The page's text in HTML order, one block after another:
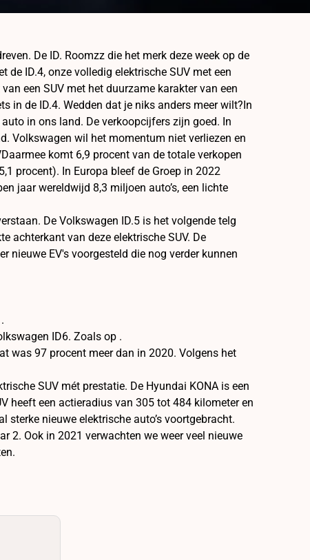
De ID. Roomzz die het merk deze week op de
ID.4, onze volledig elektrische SUV met een
een SUV met het duurzame karakter van een
in de ID.4. Wedden dat je niks anders meer wilt?In
in ons land. De verkoopcijfers zijn goed. In
Volkswagen wil het momentum niet verliezen en
komt 6,9 procent van de totale verkopen
procent). In Europa bleef de Groep in 2022
jaar wereldwijd 8,3 miljoen auto’s, een lichte
De Volkswagen ID.5 is het volgende telg
achterkant van deze elektrische SUV. De
nieuwe EV's voorgesteld die nog verder kunnen
ID6. Zoals op .
was 97 procent meer dan in 2020. Volgens het
SUV mét prestatie. De Hyundai KONA is een
heeft een actieradius van 305 tot 484 kilometer en
nieuwe elektrische auto’s voortgebracht.
2. Ook in 2021 verwachten we weer veel nieuwe